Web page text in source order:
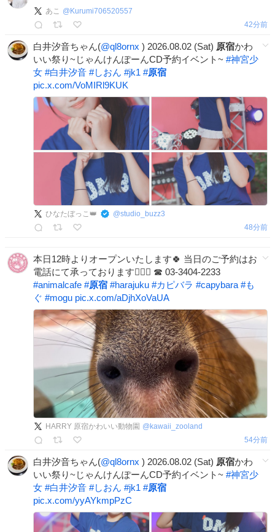
あこ @ Kurumi706520557
42分前
白井汐音ちゃん(@ql8ornx ) 2026.08.02 (Sat) 原宿かわ
いい祭り~じゃんけんぽーんCD予約イベント~ #神宮少
女 #白井汐音 #しおん #jk1 #原宿
pic.x.com/VoMIRl9KUK
ひなたぼっこ👑 @studio_buzz3
48分前
本日12時よりオープンいたします🍀 当日のご予約はお
電話にて承っております🙇🏻‍♀️ ☎︎ 03-3404-2233
#animalcafe #原宿 #harajuku #カピバラ #capybara #も
ぐ #mogu pic.x.com/aDjhXoVaUA
HARRY 原宿かわいい動物園 @ kawaii_zooland
54分前
白井汐音ちゃん(@ql8ornx ) 2026.08.02 (Sat) 原宿かわ
いい祭り~じゃんけんぽーんCD予約イベント~ #神宮少
女 #白井汐音 #しおん #jk1 #原宿
pic.x.com/yyAYkmpPzC